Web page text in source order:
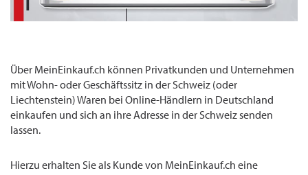
Über MeinEinkauf.ch können Privatkunden und Unternehmen
mit Wohn- oder Geschäftssitz in der Schweiz (oder
Liechtenstein) Waren bei Online-Händlern in Deutschland
einkaufen und sich an ihre Adresse in der Schweiz senden
lassen.
Hierzu erhalten Sie als Kunde von MeinEinkauf.ch eine